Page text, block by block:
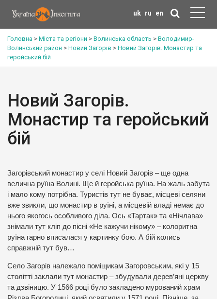
uk ru en
Головна > Міста та регіони > Волинська область > Володимир-
Волинський район > Новий Загорів > Новий Загорів. Монастир та
геройський бій
Новий Загорів.
Монастир та геройський
бій
Загорівський монастир у селі Новий Загорів – ще одна
велична руїна Волині. Ще й геройська руїна. На жаль забута
і мало кому потрібна. Туристів тут не буває, місцеві селяни
вже звикли, що монастир в руїні, а місцевій владі немає до
нього якогось особливого діла. Ось «Тартак» та «Нічлава»
знімали тут кліп до пісні «Не кажучи нікому» – колоритна
руїна гарно вписалася у картинку бою. А бій колись
справжній тут був…
Село Загорів належало поміщикам Загоровським, які у 15
столітті заклали тут монастир – збудували дерев’яні церкву
та дзвіницю. У 1566 році було закладено мурований храм